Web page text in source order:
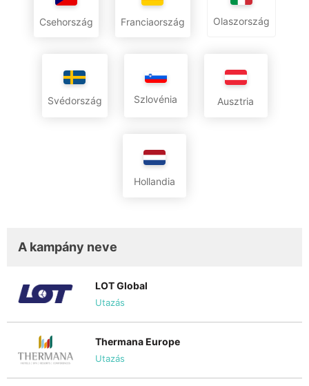
Csehország Franciaország Olaszország
Svédország Szlovénia Ausztria
Hollandia
A kampány neve
LOT Global
Utazás
Thermana Europe
Utazás